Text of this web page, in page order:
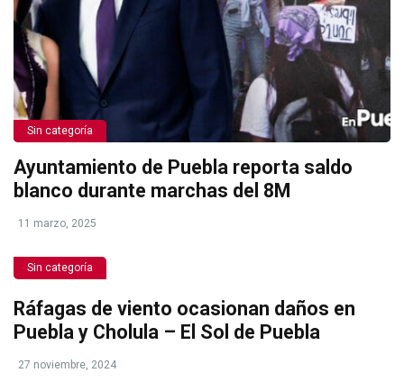
Sin categoría
Ayuntamiento de Puebla reporta saldo
blanco durante marchas del 8M
11 marzo, 2025
Sin categoría
Ráfagas de viento ocasionan daños en
Puebla y Cholula – El Sol de Puebla
27 noviembre, 2024